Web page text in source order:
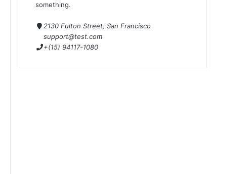
something.
2130 Fulton Street, San Francisco
support@test.com
+(15) 94117-1080